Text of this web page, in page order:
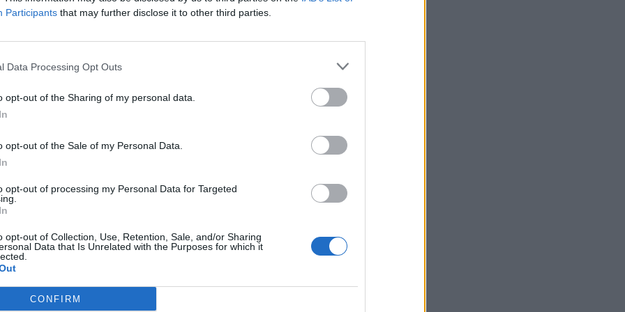
Participants that may further disclose it to other third parties.
Data Processing Opt Outs
opt-out of the Sharing of my personal data.
opt-out of the Sale of my Personal Data.
opt-out of processing my Personal Data for Targeted
opt-out of Collection, Use, Retention, Sale, and/or Sharing
Data that Is Unrelated with the Purposes for which it
CONFIRM
elkezdték betemetni a nap folyamán megásott lyukakat egy autóúton: Lipetsk
24, 2023 Az Orosz Nemzeti Gárda (Rosgvardiya) és más fegyveres alakulatok...
portfolio.hu hírarchívumához tartozik, melynek olvasása előfizetéses
tartalmazza:
elmúlt 2 év napon belüli
Előfizetés
VAGY? BEJELENTKEZÉS